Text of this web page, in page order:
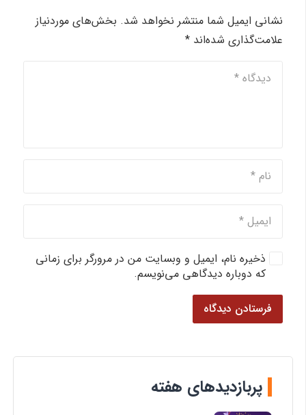
نشانی ایمیل شما منتشر نخواهد شد. بخش‌های موردنیاز
علامت‌گذاری شده‌اند*
ذخیره نام، ایمیل و وبسایت من در مرورگر برای زمانی
که دوباره دیدگاهی می‌نویسم.
فرستادن دیدگاه
پربازدیدهای هفته